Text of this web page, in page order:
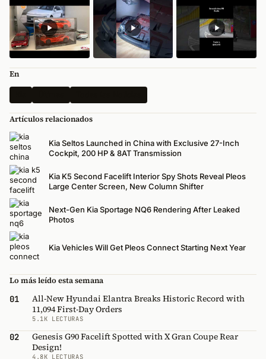
En
Artículos relacionados
Kia Seltos Launched in China with Exclusive 27-Inch
Cockpit, 200 HP & 8AT Transmission
Kia K5 Second Facelift Interior Spy Shots Reveal Pleos
Large Center Screen, New Column Shifter
Next-Gen Kia Sportage NQ6 Rendering After Leaked
Photos
Kia Vehicles Will Get Pleos Connect Starting Next Year
Lo más leído esta semana
01
All-New Hyundai Elantra Breaks Historic Record with
11,094 First-Day Orders
5.1K LECTURAS
02
Genesis G90 Facelift Spotted with X Gran Coupe Rear
Design!
4.8K LECTURAS